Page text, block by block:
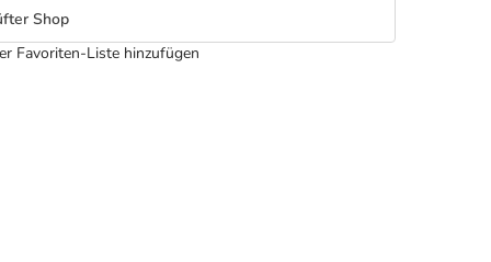
Shop
Favoriten-Liste hinzufügen